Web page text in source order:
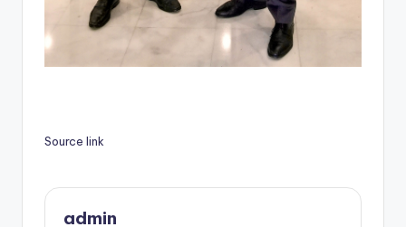
Source link
admin